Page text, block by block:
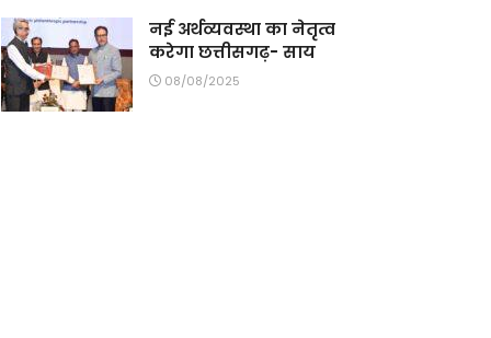
नई अर्थव्यवस्था का नेतृत्व
करेगा छत्तीसगढ़- साय
08/08/2025